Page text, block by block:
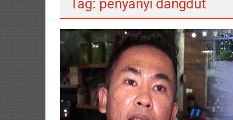
Tag: penyanyi dangdut